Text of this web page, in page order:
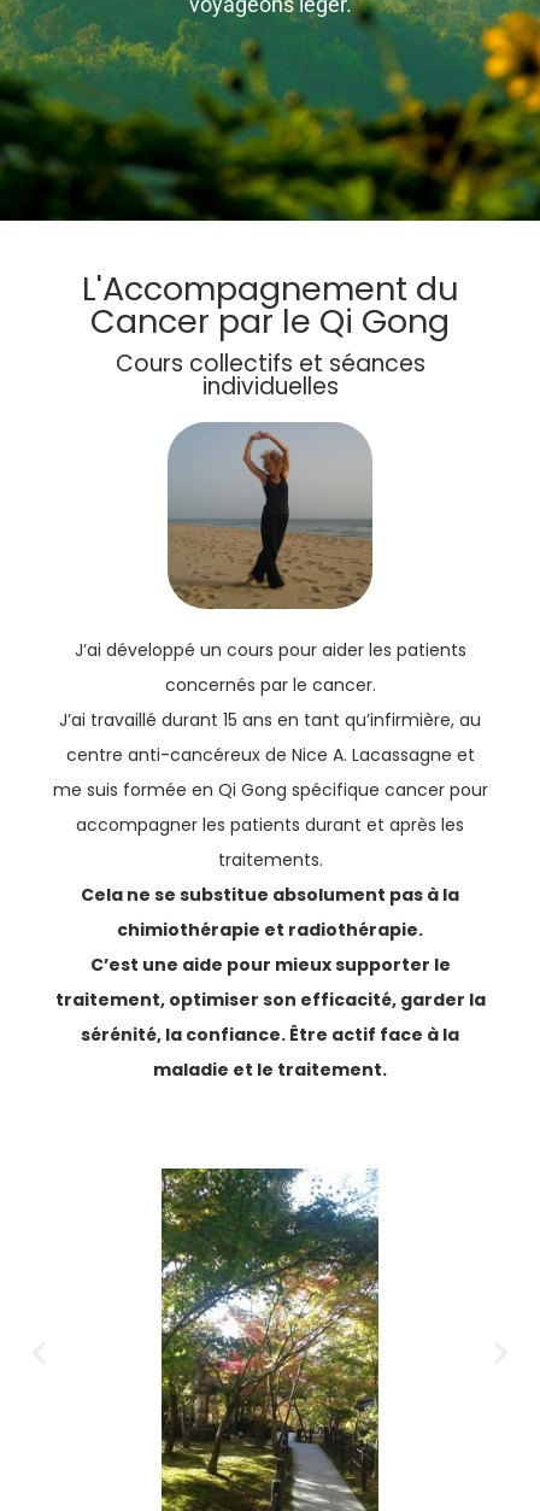
L'Accompagnement du
Cancer par le Qi Gong
Cours collectifs et séances
individuelles
J’ai développé un cours pour aider les patients
concernés par le cancer.
J’ai travaillé durant 15 ans en tant qu’infirmière, au
centre anti-cancéreux de Nice A. Lacassagne et
me suis formée en Qi Gong spécifique cancer pour
accompagner les patients durant et après les
traitements.
Cela ne se substitue absolument pas à la
chimiothérapie et radiothérapie.
C’est une aide pour mieux supporter le
traitement, optimiser son efficacité, garder la
sérénité, la confiance. Être actif face à la
maladie et le traitement.